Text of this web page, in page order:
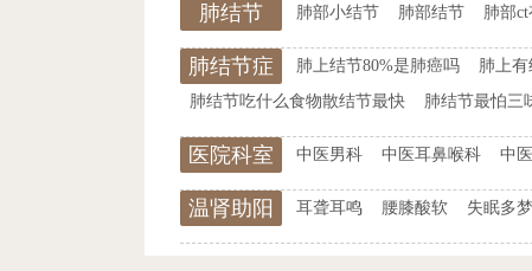
肺结节 肺部小结节 肺部结节 肺部
肺结节症
状
肺上结节80%是肺癌吗 肺上
肺结节吃什么食物散结节最快
肺结节最怕三
医院科室 中医男科 中医耳鼻喉科 中
温肾助阳 耳聋耳鸣 腰膝酸软 失眠多梦